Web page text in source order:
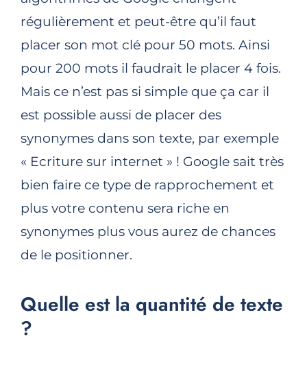
régulièrement et peut-être qu’il faut
placer son mot clé pour 50 mots. Ainsi
pour 200 mots il faudrait le placer 4 fois.
Mais ce n’est pas si simple que ça car il
est possible aussi de placer des
synonymes dans son texte, par exemple
« Ecriture sur internet » ! Google sait très
bien faire ce type de rapprochement et
plus votre contenu sera riche en
synonymes plus vous aurez de chances
de le positionner.
Quelle est la quantité de texte
?